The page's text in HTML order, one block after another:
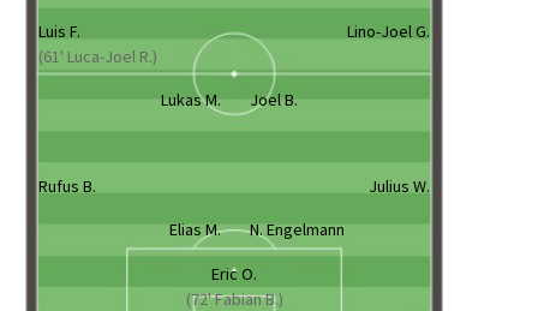
Luis F.
(61' Luca-Joel R.)
Lino-Joel G.
Lukas M. Joel B.
Rufus B.
Julius W.
Elias M.
N. Engelmann
Eric O.
(72' Fabian B.)